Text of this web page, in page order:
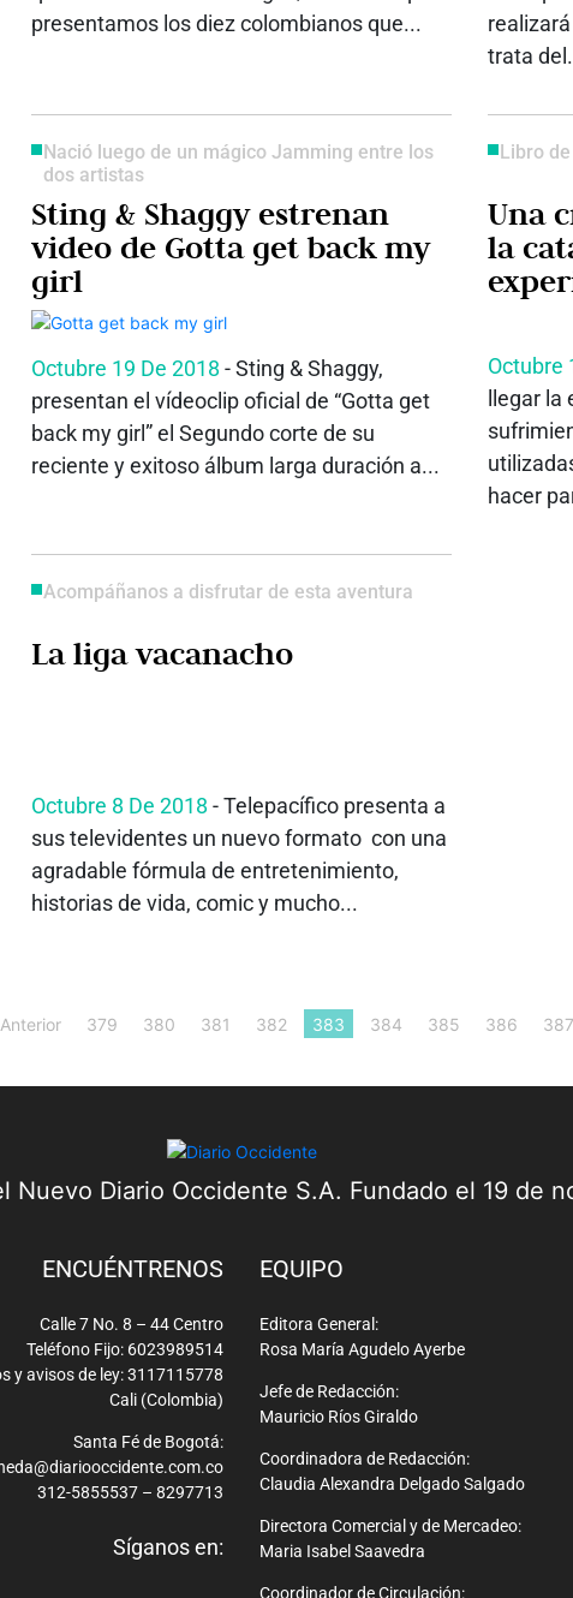
presentamos los diez colombianos que...
trata
Nació luego de un mágico Jamming entre los
dos artistas
Sting & Shaggy estrenan
video de Gotta get back my
girl
Octubre 19 De 2018 - Sting & Shaggy,
presentan el vídeoclip oficial de “Gotta get
back my girl” el Segundo corte de su
reciente y exitoso álbum larga duración a...
Libro
Una
la
Octubre
llegar
hacer
Acompáñanos a disfrutar de esta aventura
La liga vacanacho
Octubre 8 De 2018 - Telepacífico presenta a
sus televidentes un nuevo formato con una
agradable fórmula de entretenimiento,
historias de vida, comic y mucho...
Anterior 379 380 381 382 383 384 385 386 387
Nuevo Diario Occidente S.A. Fundado el 19 de
ENCUÉNTRENOS
Calle 7 No. 8 – 44 Centro
Teléfono Fijo: 6023989514
y avisos de ley: 3117115778
Cali (Colombia)
Santa Fé de Bogotá:
312-5855537 – 8297713
Síganos en:
EQUIPO
Editora General:
Rosa María Agudelo Ayerbe
Jefe de Redacción:
Mauricio Ríos Giraldo
Coordinadora de Redacción:
Claudia Alexandra Delgado Salgado
Directora Comercial y de Mercadeo:
Maria Isabel Saavedra
Coordinador de Circulación: